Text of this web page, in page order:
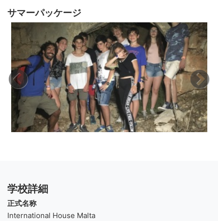
サマーパッケージ
学校詳細
正式名称
International House Malta